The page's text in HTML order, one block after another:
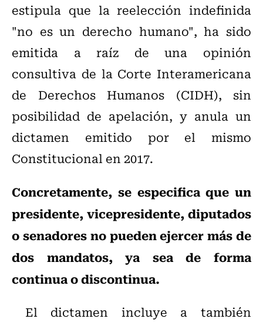
estipula que la reelección indefinida
"no es un derecho humano", ha sido
emitida a raíz de una opinión
consultiva de la Corte Interamericana
de Derechos Humanos (CIDH), sin
posibilidad de apelación, y anula un
dictamen emitido por el mismo
Constitucional en 2017.
Concretamente, se especifica que un
presidente, vicepresidente, diputados
o senadores no pueden ejercer más de
dos mandatos, ya sea de forma
continua o discontinua.
El dictamen incluye a también